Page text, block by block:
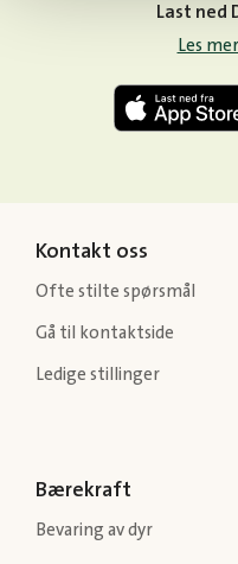
Last ned
Les
Kontakt oss
Ofte stilte spørsmål
Gå til kontaktside
Ledige stillinger
Bærekraft
Bevaring av dyr